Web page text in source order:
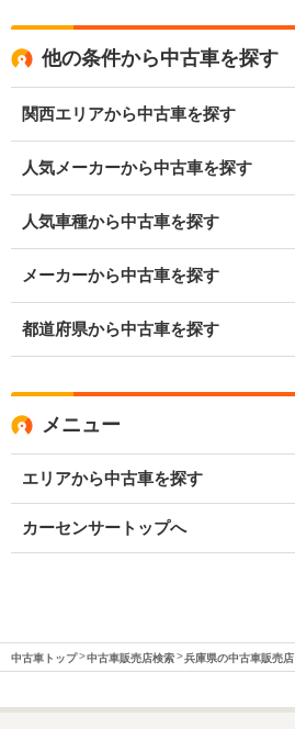
他の条件から中古車を探す
関西エリアから中古車を探す
人気メーカーから中古車を探す
人気車種から中古車を探す
メーカーから中古車を探す
都道府県から中古車を探す
メニュー
エリアから中古車を探す
カーセンサートップへ
中古車トップ 中古車販売店検索 兵庫県の中古車販売店